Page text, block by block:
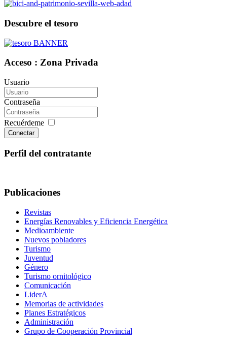
Descubre el tesoro
Acceso : Zona Privada
Usuario
Contraseña
Recuérdeme
Conectar
Perfil del contratante
Publicaciones
Revistas
Energías Renovables y Eficiencia Energética
Medioambiente
Nuevos pobladores
Turismo
Juventud
Género
Turismo ornitológico
Comunicación
LiderA
Memorias de actividades
Planes Estratégicos
Administración
Grupo de Cooperación Provincial